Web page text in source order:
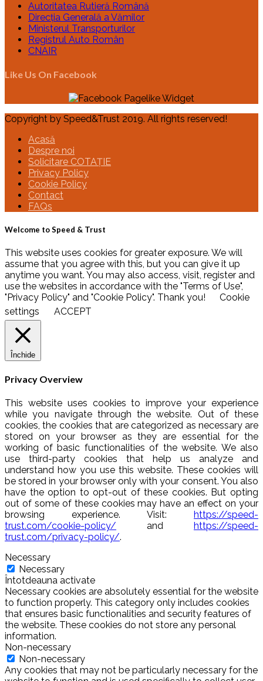
Autoritatea Rutieră Română
Direcția Generală a Vămilor
Ministerul Transporturilor
Registrul Auto Român
CNAIR
Like Us On Facebook
Copyright by Speed&Trust 2019. All rights reserved!
Acasă
Despre noi
Solicitare COTAȚIE
Privacy Policy
Cookie Policy
Contact
FAQs
Welcome to Speed & Trust
This website uses cookies for greater exposure. We will
assume that you agree with this, but you can give it up
anytime you want. You may also access, visit, register and
use the websites in accordance with the "Terms of Use",
"Privacy Policy" and "Cookie Policy". Thank you!
Cookie
settings
ACCEPT
Închide
Privacy Overview
This website uses cookies to improve your experience
while you navigate through the website. Out of these
cookies, the cookies that are categorized as necessary are
stored on your browser as they are essential for the
working of basic functionalities of the website. We also
use third-party cookies that help us analyze and
understand how you use this website. These cookies will
be stored in your browser only with your consent. You also
have the option to opt-out of these cookies. But opting
out of some of these cookies may have an effect on your
browsing experience. Visit: https://speed-
trust.com/cookie-policy/ and https://speed-
trust.com/privacy-policy/.
Necessary
Necessary
Întotdeauna activate
Necessary cookies are absolutely essential for the website
to function properly. This category only includes cookies
that ensures basic functionalities and security features of
the website. These cookies do not store any personal
information.
Non-necessary
Non-necessary
Any cookies that may not be particularly necessary for the